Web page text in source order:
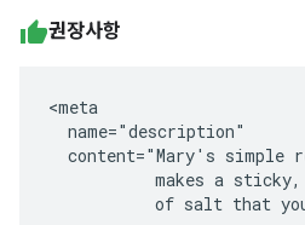
권장사항
<meta
  name="description"
content="Mary's simple
makes a
of salt that